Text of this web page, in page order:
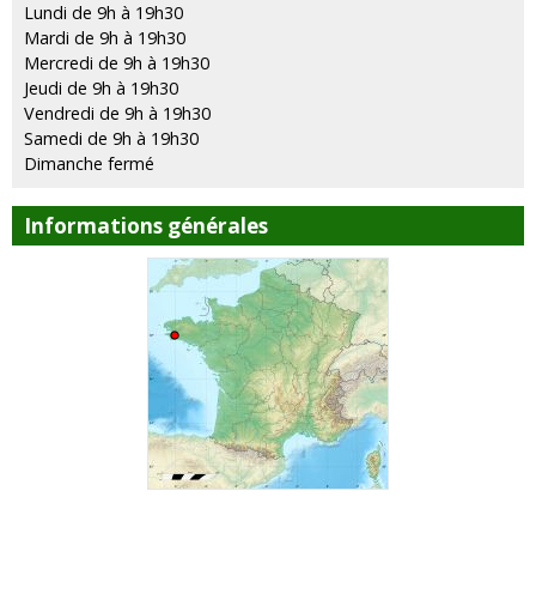
Lundi de 9h à 19h30
Mardi de 9h à 19h30
Mercredi de 9h à 19h30
Jeudi de 9h à 19h30
Vendredi de 9h à 19h30
Samedi de 9h à 19h30
Dimanche fermé
Informations générales